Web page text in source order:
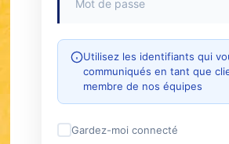
Utilisez les identifiants qui
communiqués en tant que
membre de nos équipes
Gardez-moi connecté